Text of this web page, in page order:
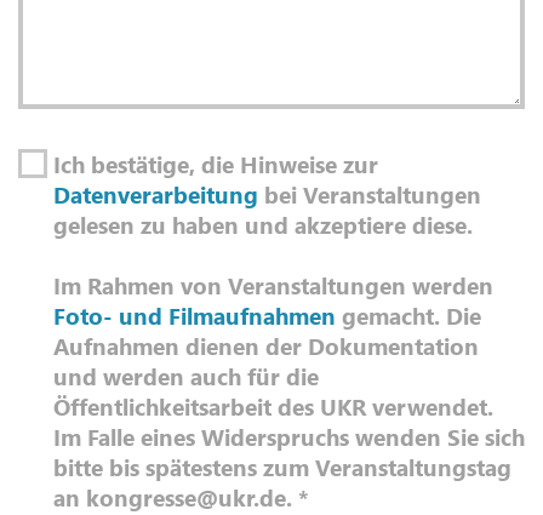
Ich bestätige, die Hinweise zur
Datenverarbeitung bei Veranstaltungen
gelesen zu haben und akzeptiere diese.
Im Rahmen von Veranstaltungen werden
Foto- und Filmaufnahmen gemacht. Die
Aufnahmen dienen der Dokumentation
und werden auch für die
Öffentlichkeitsarbeit des UKR verwendet.
Im Falle eines Widerspruchs wenden Sie sich
bitte bis spätestens zum Veranstaltungstag
an kongresse@ukr.de. *